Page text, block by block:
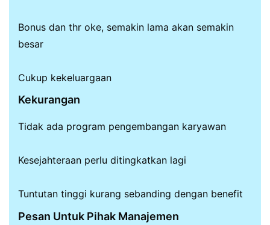
Bonus dan thr oke, semakin lama akan semakin
besar
Cukup kekeluargaan
Kekurangan
Tidak ada program pengembangan karyawan
Kesejahteraan perlu ditingkatkan lagi
Tuntutan tinggi kurang sebanding dengan benefit
Pesan Untuk Pihak Manajemen